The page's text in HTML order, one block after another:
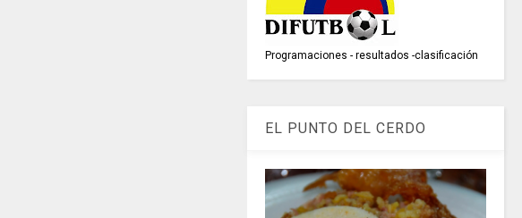
Programaciones - resultados -clasificación
EL PUNTO DEL CERDO